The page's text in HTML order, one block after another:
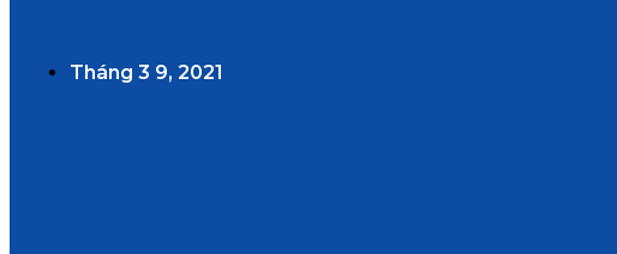
Tháng 3 9, 2021